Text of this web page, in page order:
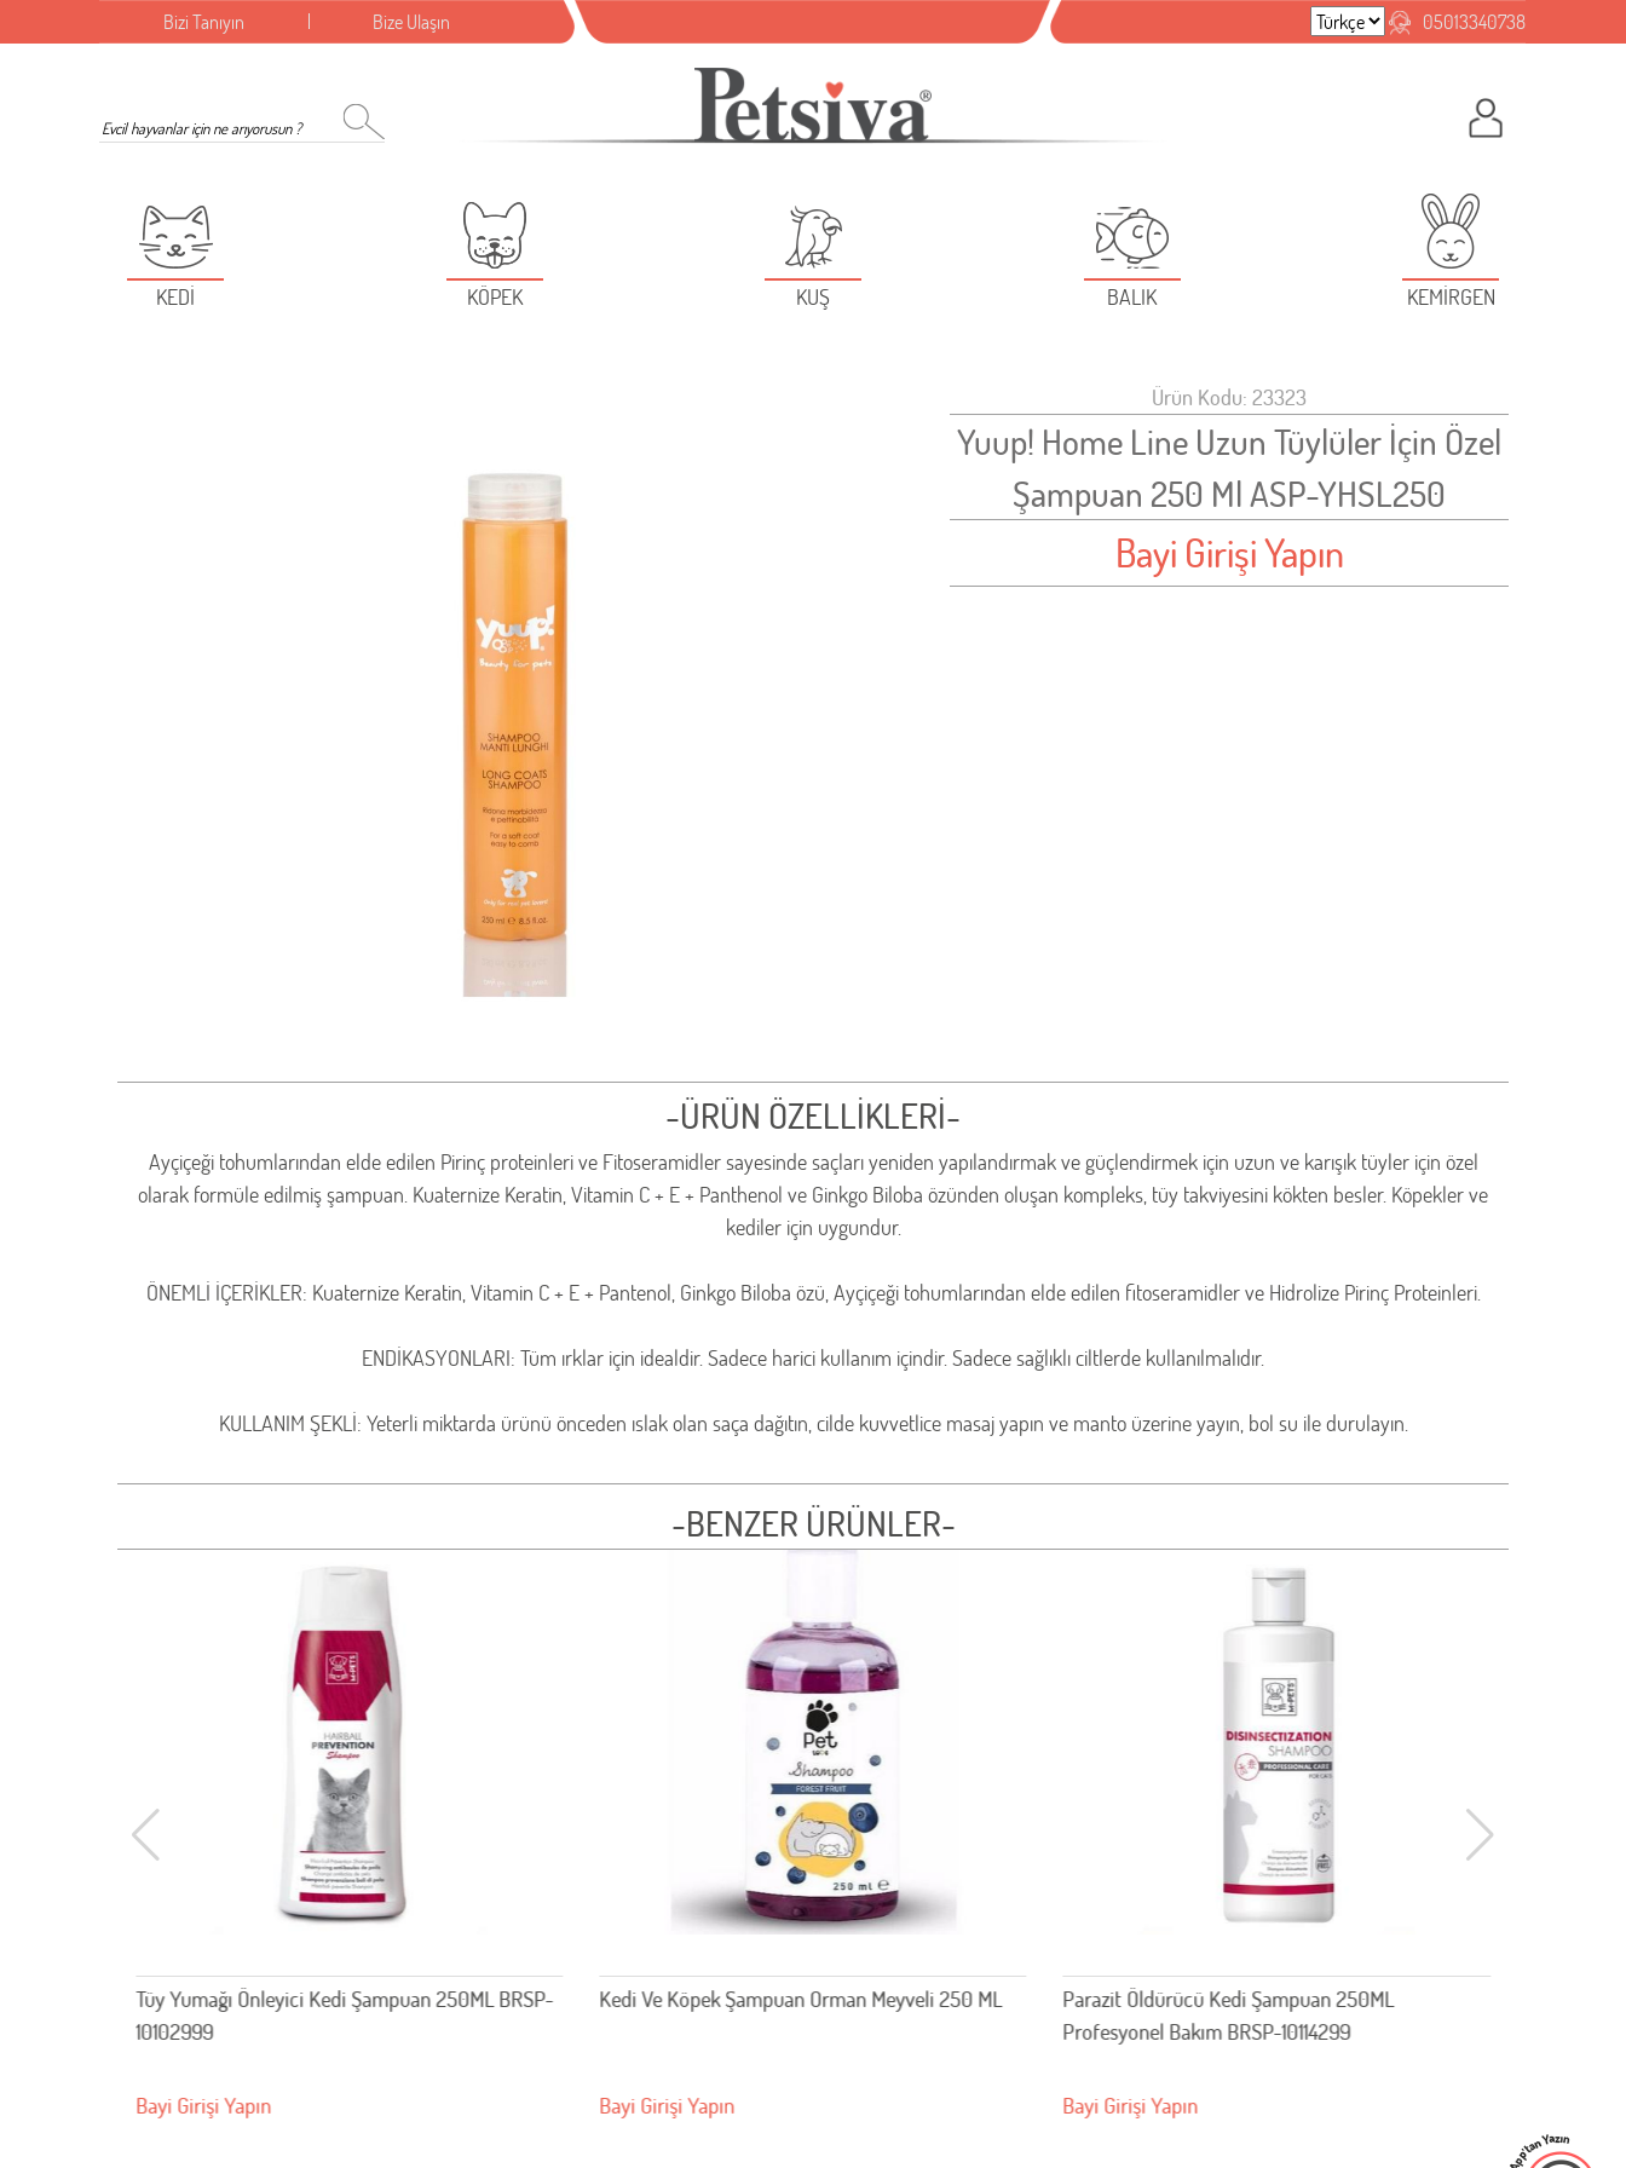
Bizi Tanıyın Bize Ulaşın 05013340738
KEDİ KÖPEK KUŞ BALIK KEMİRGEN
Ürün Kodu: 23323
Yuup! Home Line Uzun Tüylüler İçin Özel
Şampuan 250 Ml ASP-YHSL250
Bayi Girişi Yapın
-ÜRÜN ÖZELLİKLERİ-
Ayçiçeği tohumlarından elde edilen Pirinç proteinleri ve Fitoseramidler sayesinde saçları yeniden yapılandırmak ve güçlendirmek için uzun ve karışık tüyler için özel
olarak formüle edilmiş şampuan. Kuaternize Keratin, Vitamin C + E + Panthenol ve Ginkgo Biloba özünden oluşan kompleks, tüy takviyesini kökten besler. Köpekler ve
kediler için uygundur.
ÖNEMLİ İÇERİKLER: Kuaternize Keratin, Vitamin C + E + Pantenol, Ginkgo Biloba özü, Ayçiçeği tohumlarından elde edilen fitoseramidler ve Hidrolize Pirinç Proteinleri.
ENDİKASYONLARI: Tüm ırklar için idealdir. Sadece harici kullanım içindir. Sadece sağlıklı ciltlerde kullanılmalıdır.
KULLANIM ŞEKLİ: Yeterli miktarda ürünü önceden ıslak olan saça dağıtın, cilde kuvvetlice masaj yapın ve manto üzerine yayın, bol su ile durulayın.
-BENZER ÜRÜNLER-
Tüy Yumağı Önleyici Kedi Şampuan 250ML BRSP-
10102999
Bayi Girişi Yapın
Kedi Ve Köpek Şampuan Orman Meyveli 250 ML
Bayi Girişi Yapın
Parazit Öldürücü Kedi Şampuan 250ML
Profesyonel Bakım BRSP-10114299
Bayi Girişi Yapın